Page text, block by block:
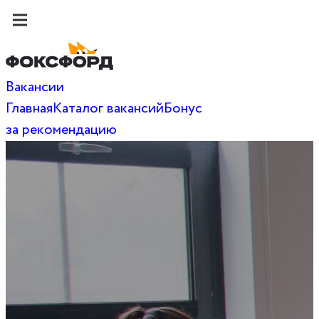
Вакансии
ГлавнаяКаталог вакансийБонус
за рекомендацию